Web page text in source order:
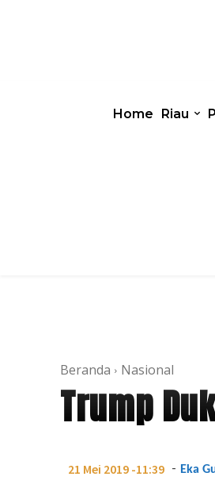
Home Riau
Beranda Nasional
Trump
21 Mei 2019 -11:39 - Eka